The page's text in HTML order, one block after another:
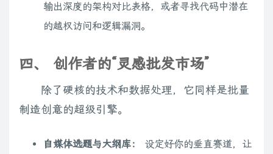
输出深度的架构对比表格，或者寻找代码中潜在
的越权访问和逻辑漏洞。
四、 创作者的“灵感批发市场”
除了硬核的技术和数据处理，它同样是批量
制造创意的超级引擎。
自媒体选题与大纲库：
设定好你的垂直赛道，让